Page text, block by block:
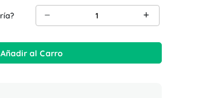
Añadir al Carro